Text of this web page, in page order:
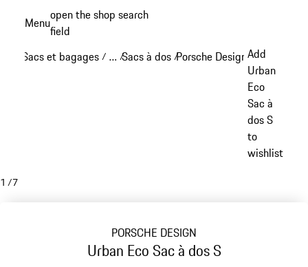
principal
Menuopen the shop search
field
Sacs et bagages / …
Reveal collapsed breadcrumb items
/Sacs à dos /Porsche Design sacs à dos
Add
Urban
Eco
Sac à
dos S
to
wishlist
1 /7
PORSCHE DESIGN
Urban Eco Sac à dos S